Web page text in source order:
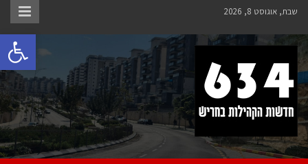
Skip
content
שבת, אוגוסט 8, 2026
חריש 634
חדשות הקהילות בחריש